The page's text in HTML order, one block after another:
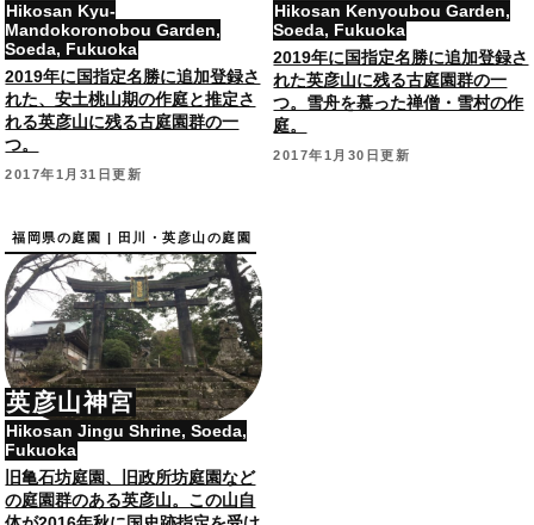
Hikosan Kyu-
Mandokoronobou Garden,
Soeda, Fukuoka
2019年に国指定名勝に追加登録さ
れた、安土桃山期の作庭と推定さ
れる英彦山に残る古庭園群の一
つ。
2017年1月31日更新
Hikosan Kenyoubou Garden,
Soeda, Fukuoka
2019年に国指定名勝に追加登録さ
れた英彦山に残る古庭園群の一
つ。雪舟を慕った禅僧・雪村の作
庭。
2017年1月30日更新
福岡県の庭園 | 田川・英彦山の庭園
英彦山神宮
Hikosan Jingu Shrine, Soeda,
Fukuoka
旧亀石坊庭園、旧政所坊庭園など
の庭園群のある英彦山。この山自